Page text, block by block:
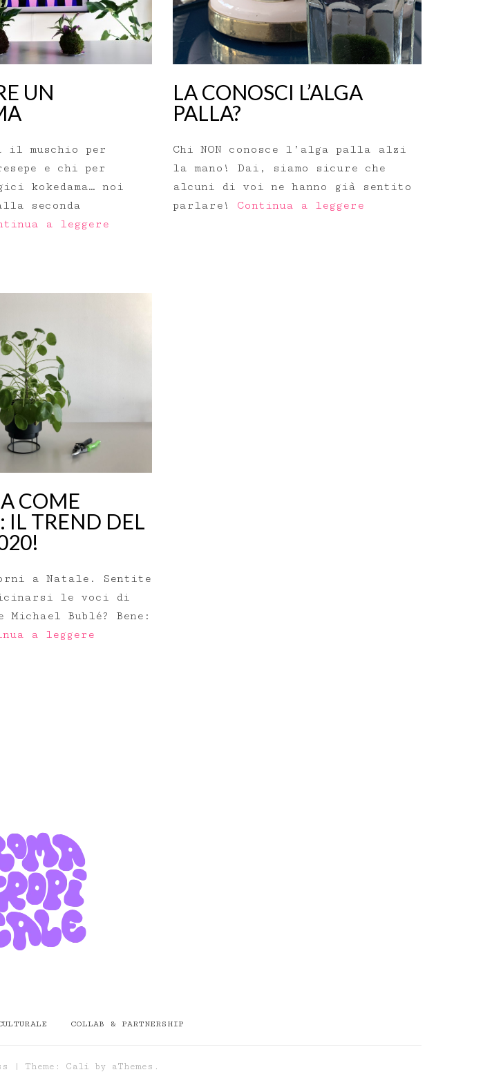
UN
il muschio per
e chi per
kokedama… noi
seconda
a leggere
LA CONOSCI L’ALGA
PALLA?
Chi NON conosce l’alga palla alzi
la mano! Dai, siamo sicure che
alcuni di voi ne hanno già sentito
parlare! Continua a leggere
COME
IL TREND DEL
a Natale. Sentite
le voci di
Michael Bublé? Bene:
a leggere
COLLAB & PARTNERSHIP
| Theme: Cali by aThemes.